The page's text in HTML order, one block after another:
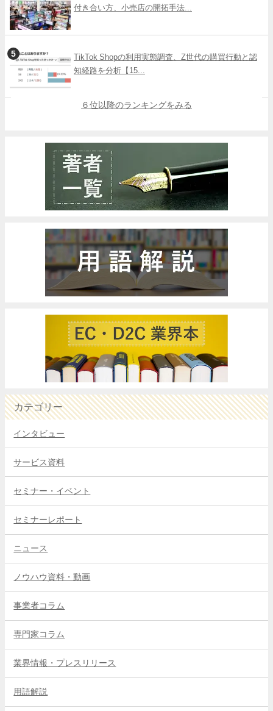
付き合い方、小売店の開拓手法...
TikTok Shopの利用実態調査、Z世代の購買行動と認
知経路を分析【15...
６位以降のランキングをみる
カテゴリー
インタビュー
サービス資料
セミナー・イベント
セミナーレポート
ニュース
ノウハウ資料・動画
事業者コラム
専門家コラム
業界情報・プレスリリース
用語解説